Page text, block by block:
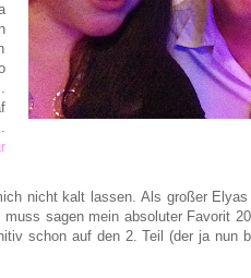
nicht kalt lassen. Als großer
sagen mein absoluter Favorit
schon auf den 2. Teil (der ja nun